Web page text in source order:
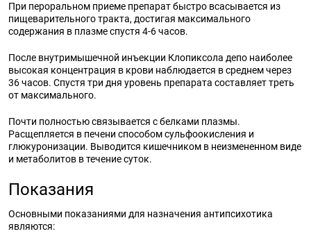
При пероральном приеме препарат быстро всасывается из
пищеварительного тракта, достигая максимального
содержания в плазме спустя 4-6 часов.
После внутримышечной инъекции Клопиксола депо наиболее
высокая концентрация в крови наблюдается в среднем через
36 часов. Спустя три дня уровень препарата составляет треть
от максимального.
Почти полностью связывается с белками плазмы.
Расщепляется в печени способом сульфоокисления и
глюкуронизации. Выводится кишечником в неизмененном виде
и метаболитов в течение суток.
Показания
Основными показаниями для назначения антипсихотика
являются: